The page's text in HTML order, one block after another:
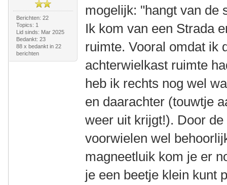
Berichten: 22
Topics: 1
Lid sinds: Mar 2025
Bedankt: 23
88 x bedankt in 22
berichten
mogelijk: "hangt van de
Ik kom van een Strada
ruimte. Vooral omdat ik
achterwielkast ruimte
heb ik rechts nog wel
en daarachter (touwtje
weer uit krijgt!). Door
voorwielen wel
magneetluik kom je er
je een beetje klein kunt